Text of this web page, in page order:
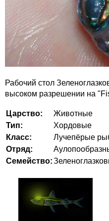
Рабочий стол
высоком разрешении на
Царство:
Животные
Тип:
Хордовые
Класс:
Лучепёрые
Отряд:
Семейство: